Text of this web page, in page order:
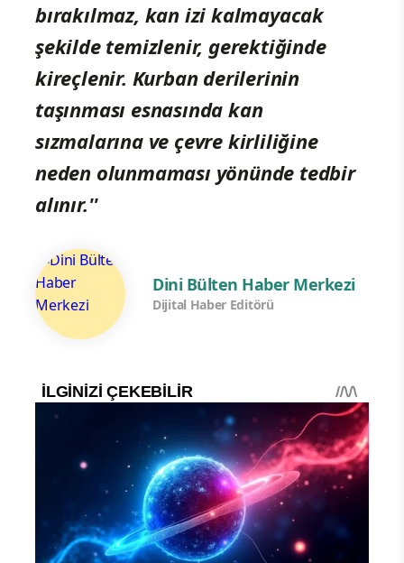
bırakılmaz, kan izi kalmayacak
şekilde temizlenir, gerektiğinde
kireçlenir. Kurban derilerinin
taşınması esnasında kan
sızmalarına ve çevre kirliliğine
neden olunmaması yönünde tedbir
alınır.''
Dini Bülten Haber Merkezi
Dijital Haber Editörü